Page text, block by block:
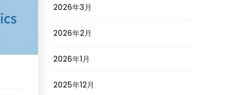
2026年3月
2026年2月
2026年1月
2025年12月